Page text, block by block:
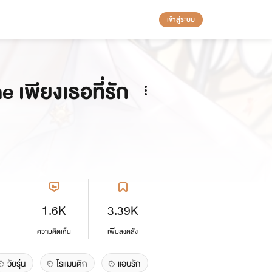
เข้าสู่ระบบ
เพียงเธอที่รัก
1.6K
ความคิดเห็น
3.39K
เพิ่มลงคลัง
วัยรุ่น โรแมนติก แอบรัก